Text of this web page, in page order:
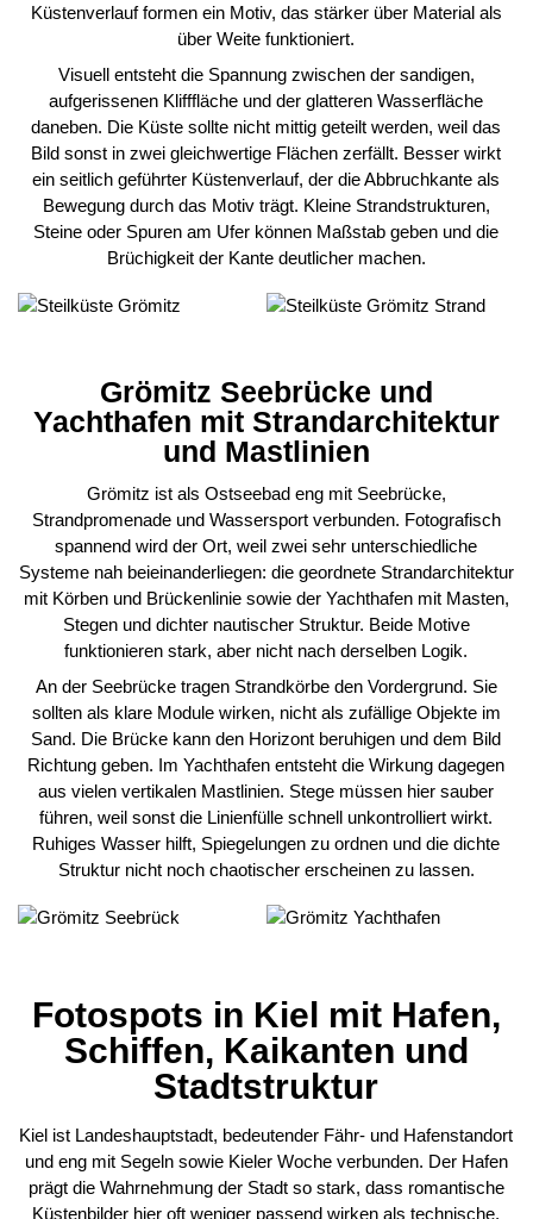
Küstenverlauf formen ein Motiv, das stärker über Material als
über Weite funktioniert.
Visuell entsteht die Spannung zwischen der sandigen,
aufgerissenen Klifffläche und der glatteren Wasserfläche
daneben. Die Küste sollte nicht mittig geteilt werden, weil das
Bild sonst in zwei gleichwertige Flächen zerfällt. Besser wirkt
ein seitlich geführter Küstenverlauf, der die Abbruchkante als
Bewegung durch das Motiv trägt. Kleine Strandstrukturen,
Steine oder Spuren am Ufer können Maßstab geben und die
Brüchigkeit der Kante deutlicher machen.
Grömitz Seebrücke und
Yachthafen mit Strandarchitektur
und Mastlinien
Grömitz ist als Ostseebad eng mit Seebrücke,
Strandpromenade und Wassersport verbunden. Fotografisch
spannend wird der Ort, weil zwei sehr unterschiedliche
Systeme nah beieinanderliegen: die geordnete Strandarchitektur
mit Körben und Brückenlinie sowie der Yachthafen mit Masten,
Stegen und dichter nautischer Struktur. Beide Motive
funktionieren stark, aber nicht nach derselben Logik.
An der Seebrücke tragen Strandkörbe den Vordergrund. Sie
sollten als klare Module wirken, nicht als zufällige Objekte im
Sand. Die Brücke kann den Horizont beruhigen und dem Bild
Richtung geben. Im Yachthafen entsteht die Wirkung dagegen
aus vielen vertikalen Mastlinien. Stege müssen hier sauber
führen, weil sonst die Linienfülle schnell unkontrolliert wirkt.
Ruhiges Wasser hilft, Spiegelungen zu ordnen und die dichte
Struktur nicht noch chaotischer erscheinen zu lassen.
Fotospots in Kiel mit Hafen,
Schiffen, Kaikanten und
Stadtstruktur
Kiel ist Landeshauptstadt, bedeutender Fähr- und Hafenstandort
und eng mit Segeln sowie Kieler Woche verbunden. Der Hafen
prägt die Wahrnehmung der Stadt so stark, dass romantische
Küstenbilder hier oft weniger passend wirken als technische,